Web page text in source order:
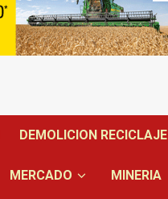
DEMOLICION RECICLAJE
MERCADO MINERIA